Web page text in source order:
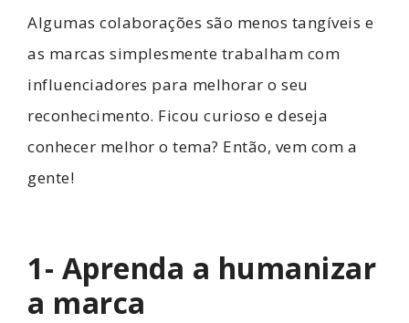
Algumas colaborações são menos tangíveis e
as marcas simplesmente trabalham com
influenciadores para melhorar o seu
reconhecimento. Ficou curioso e deseja
conhecer melhor o tema? Então, vem com a
gente!
1- Aprenda a humanizar
a marca